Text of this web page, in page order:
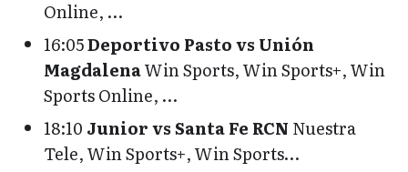
Online, …
16:05Deportivo Pasto vs Unión
MagdalenaWin Sports, Win Sports+, Win
Sports Online, …
18:10 Junior vs Santa Fe RCN Nuestra
Tele, Win Sports+, Win Sports…